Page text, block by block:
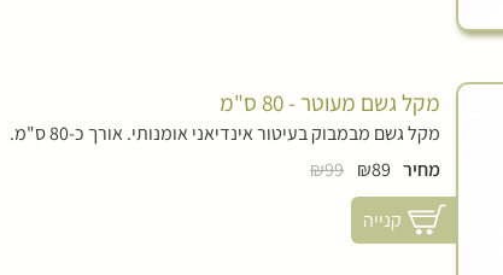
מקל גשם מעוטר - 80 ס"מ
מקל גשם מבמבוק בעיטור אינדיאני אומנותי. אורך כ-80 ס"מ.
מחיר ₪89
₪99
קנייה